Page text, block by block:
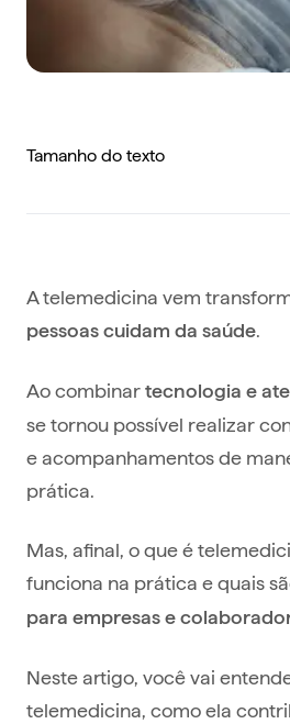
Tamanho do texto
A telemedicina vem
pessoas cuidam da saúde.
Ao combinar tecnologia e
se tornou possível realizar
e acompanhamentos de
prática.
Mas, afinal, o que é
funciona na prática e quais
para empresas e
Neste artigo, você vai
telemedicina, como ela